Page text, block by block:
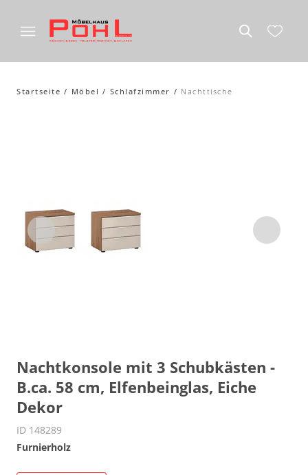
Startseite Möbel Schlafzimmer Nachttische
Nachtkonsole mit 3 Schubkästen -
B.ca. 58 cm, Elfenbeinglas, Eiche
Dekor
ID 148289
Furnierholz